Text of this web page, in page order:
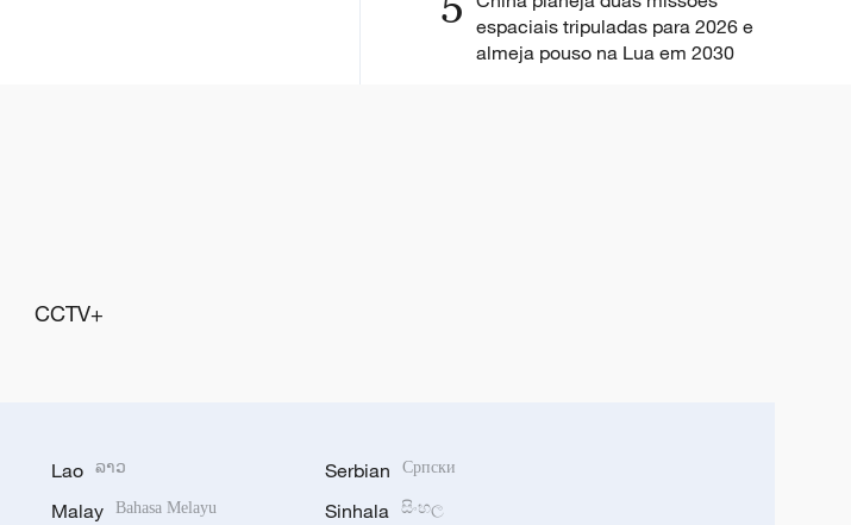
espaciais tripuladas para 2026 e
almeja pouso na Lua em 2030
CCTV+
Lao ລາວ
Malay Bahasa Melayu
Serbian Српски
Sinhala සිංහල